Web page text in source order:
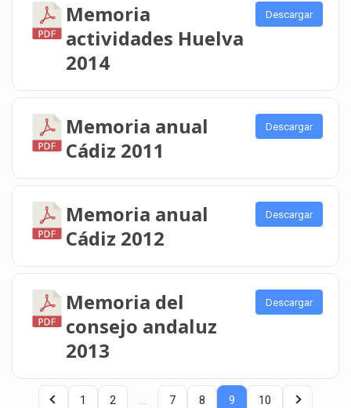
Memoria
actividades Huelva
2014
Descargar
Memoria anual
Cádiz 2011
Descargar
Memoria anual
Cádiz 2012
Descargar
Memoria del
consejo andaluz
2013
Descargar
1 2 7 8 9 10